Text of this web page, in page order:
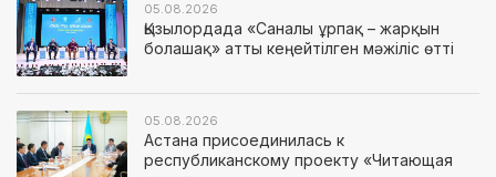
05.08.2026
Қызылордада «Саналы ұрпақ – жарқын
болашақ» атты кеңейтілген мәжіліс өтті
05.08.2026
Астана присоединилась к
республиканскому проекту «Читающая